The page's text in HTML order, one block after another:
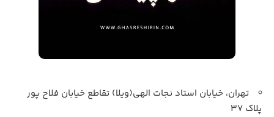
تهران، خیابان استاد نجات الهی(ویلا) تقاطع خیابان فلاح پور
پلاک 37